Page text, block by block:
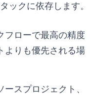
ックに依存します。
フローで最高の精度
よりも優先される場
スプロジェクト、